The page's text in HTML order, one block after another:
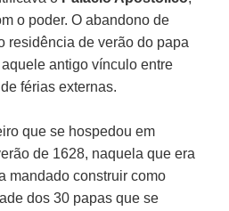
o poder. O abandono de
residência de verão do papa
antigo vínculo entre
férias externas.
que se hospedou em
de 1628, naquela que era
mandado construir como
dos 30 papas que se